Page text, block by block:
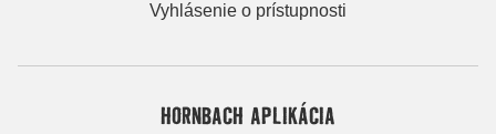
Vyhlásenie o prístupnosti
HORNBACH APLIKÁCIA